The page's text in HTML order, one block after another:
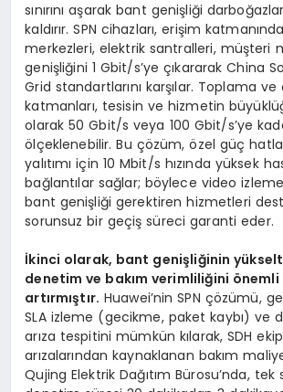
sınırını aşarak bant genişliği
kaldırır. SPN cihazları, erişim
merkezleri, elektrik santralleri, müşteri
genişliğini 1 Gbit/s’ye çıkararak China
Grid standartlarını karşılar. Toplama
katmanları, tesisin ve hizmetin
olarak 50 Gbit/s veya 100 Gbit/s’ye
ölçeklenebilir. Bu çözüm, özel güç
yalıtımı için 10 Mbit/s hızında yüksek
bağlantılar sağlar; böylece video
bant genişliği gerektiren hizmetleri
sorunsuz bir geçiş süreci garanti eder.
İkinci olarak, bant genişliğinin
denetim ve bakım verimliliğini
artırmıştır. Huawei’nin SPN çözümü,
SLA izleme (gecikme, paket kaybı) ve
arıza tespitini mümkün kılarak, SDH
arızalarından kaynaklanan bakım
Qujing Elektrik Dağıtım Bürosu’nda, tek